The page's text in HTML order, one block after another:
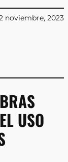
noviembre, 2023
USO